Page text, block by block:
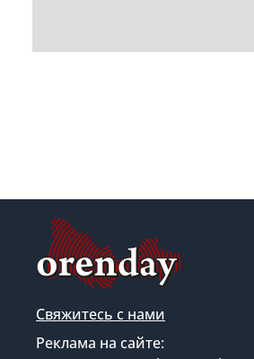
Свяжитесь с нами
Реклама на сайте: